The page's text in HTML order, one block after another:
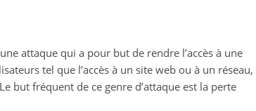
attaque qui a pour but de rendre l’accès à une
tel que l’accès à un site web ou à un réseau,
but fréquent de ce genre d’attaque est la perte